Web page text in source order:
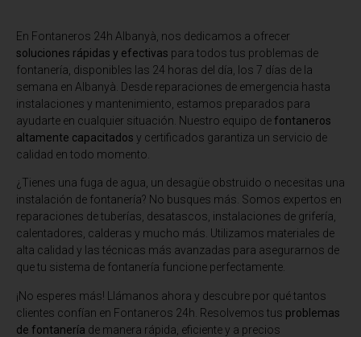
En Fontaneros 24h Albanyà , nos dedicamos a ofrecer
soluciones rápidas y efectivas para todos tus problemas de
fontanería, disponibles las 24 horas del día, los 7 días de la
semana en Albanyà. Desde reparaciones de emergencia hasta
instalaciones y mantenimiento, estamos preparados para
ayudarte en cualquier situación. Nuestro equipo de fontaneros
altamente capacitados y certificados garantiza un servicio de
calidad en todo momento.
¿Tienes una fuga de agua, un desagüe obstruido o necesitas una
instalación de fontanería? No busques más. Somos expertos en
reparaciones de tuberías, desatascos, instalaciones de grifería,
calentadores, calderas y mucho más. Utilizamos materiales de
alta calidad y las técnicas más avanzadas para asegurarnos de
que tu sistema de fontanería funcione perfectamente.
¡No esperes más! Llámanos ahora y descubre por qué tantos
clientes confían en Fontaneros 24h. Resolvemos tus problemas
de fontanería de manera rápida, eficiente y a precios